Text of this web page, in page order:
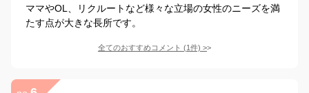
ママやOL、リクルートなど様々な立場の女性のニーズを満
たす点が大きな長所です。
全てのおすすめコメント (1件) >